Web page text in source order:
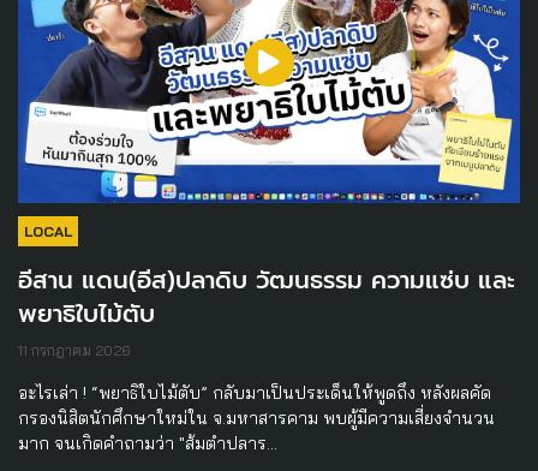
LOCAL
อีสาน แดน(อีส)ปลาดิบ วัฒนธรรม ความแซ่บ และ
พยาธิใบไม้ตับ
11 กรกฎาคม 2026
อะไรเล่า ! “พยาธิใบไม้ตับ” กลับมาเป็นประเด็นให้พูดถึง หลังผลคัด
กรองนิสิตนักศึกษาใหม่ใน จ.มหาสารคาม พบผู้มีความเสี่ยงจำนวน
มาก จนเกิดคำถามว่า "ส้มตำปลาร…